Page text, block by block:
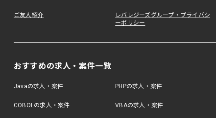
ご友人紹介
レバレジーズグループ・プライバシ
ーポリシー
おすすめの求人・案件一覧
Javaの求人・案件 PHPの求人・案件
COBOLの求人・案件 VBAの求人・案件